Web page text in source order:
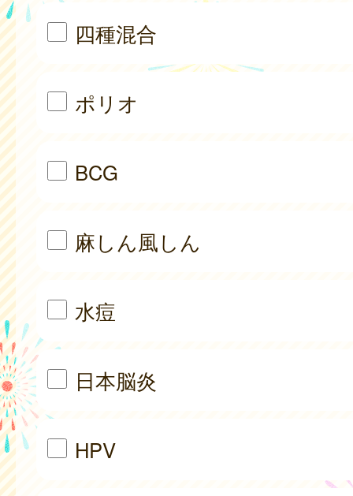
四種混合
ポリオ
BCG
麻しん風しん
水痘
日本脳炎
HPV